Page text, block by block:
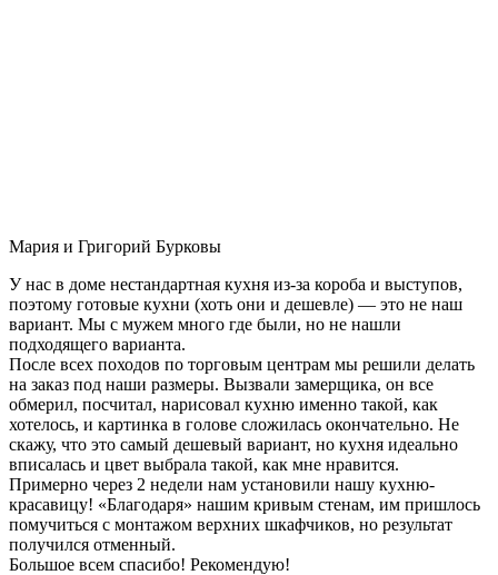
Мария и Григорий Бурковы
У нас в доме нестандартная кухня из-за короба и выступов,
поэтому готовые кухни (хоть они и дешевле) — это не наш
вариант. Мы с мужем много где были, но не нашли
подходящего варианта.
После всех походов по торговым центрам мы решили делать
на заказ под наши размеры. Вызвали замерщика, он все
обмерил, посчитал, нарисовал кухню именно такой, как
хотелось, и картинка в голове сложилась окончательно. Не
скажу, что это самый дешевый вариант, но кухня идеально
вписалась и цвет выбрала такой, как мне нравится.
Примерно через 2 недели нам установили нашу кухню-
красавицу! «Благодаря» нашим кривым стенам, им пришлось
помучиться с монтажом верхних шкафчиков, но результат
получился отменный.
Большое всем спасибо! Рекомендую!